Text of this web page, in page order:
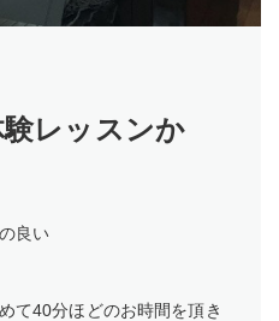
レッスンか
良い
て40分ほどのお時間を頂き